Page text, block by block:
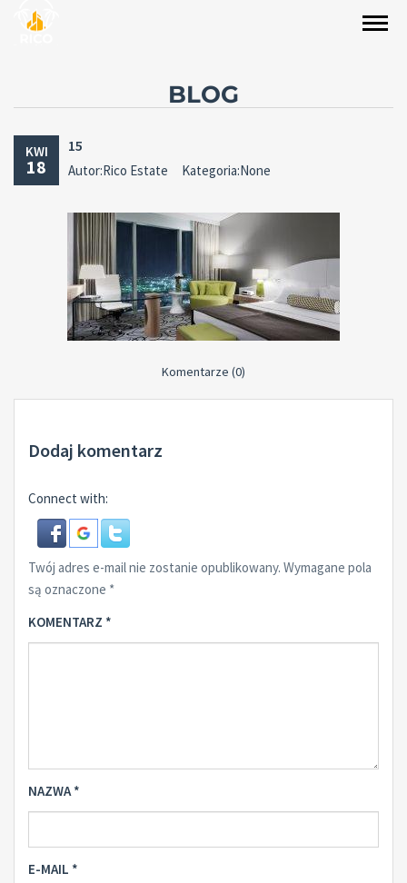
BLOG
KWI
18
15
Autor:Rico Estate Kategoria:None
Komentarze (0)
Dodaj komentarz
Connect with:
Twój adres e-mail nie zostanie opublikowany. Wymagane pola
są oznaczone *
KOMENTARZ *
NAZWA*
E-MAIL *